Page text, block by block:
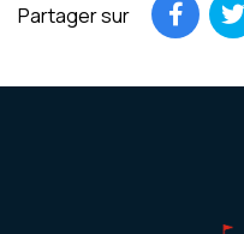
Partager sur